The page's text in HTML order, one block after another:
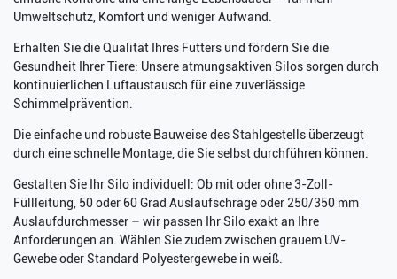
Umweltschutz, Komfort und weniger Aufwand.
Erhalten Sie die Qualität Ihres Futters und fördern Sie die
Gesundheit Ihrer Tiere: Unsere atmungsaktiven Silos sorgen durch
kontinuierlichen Luftaustausch für eine zuverlässige
Schimmelprävention.
Die einfache und robuste Bauweise des Stahlgestells überzeugt
durch eine schnelle Montage, die Sie selbst durchführen können.
Gestalten Sie Ihr Silo individuell: Ob mit oder ohne 3-Zoll-
Füllleitung, 50 oder 60 Grad Auslaufschräge oder 250/350 mm
Auslaufdurchmesser – wir passen Ihr Silo exakt an Ihre
Anforderungen an. Wählen Sie zudem zwischen grauem UV-
Gewebe oder Standard Polyestergewebe in weiß.